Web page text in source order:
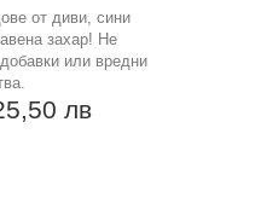
от диви, сини
захар! Не
или вредни
лв